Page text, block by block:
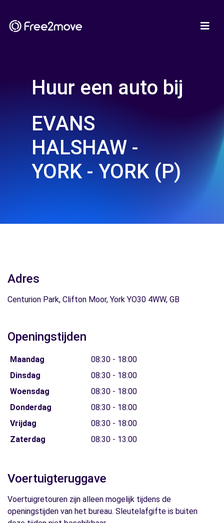
Huur een auto bij
EVANS
HALSHAW -
YORK - YORK (P)
Adres
Centurion Park, Clifton Moor, York YO30 4WW, GB
Openingstijden
Maandag
08:30 - 18:00
Dinsdag
08:30 - 18:00
Woensdag
08:30 - 18:00
Donderdag
08:30 - 18:00
Vrijdag
08:30 - 18:00
Zaterdag
08:30 - 13:00
Voertuigteruggave
Voertuigretouren zijn alleen mogelijk tijdens de
openingstijden van het bureau. Sleutelafgifte is buiten